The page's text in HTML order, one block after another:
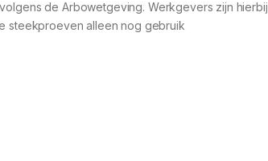
de Arbowetgeving. Werkgevers zijn hierbij
steekproeven alleen nog gebruik